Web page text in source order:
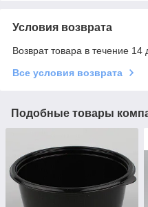
Условия возврата
Возврат товара в течение 14
Все условия возврата
Подобные товары